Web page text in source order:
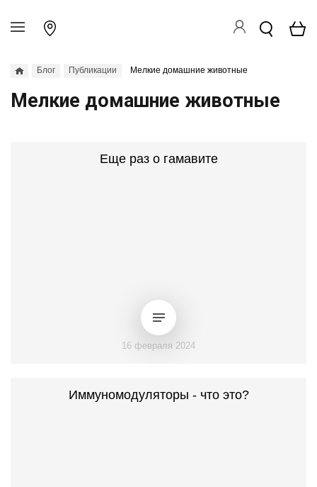
Блог Публикации Мелкие домашние животные
Мелкие домашние животные
Еще раз о гамавите
16 февраля 2024
Иммуномодуляторы - что это?